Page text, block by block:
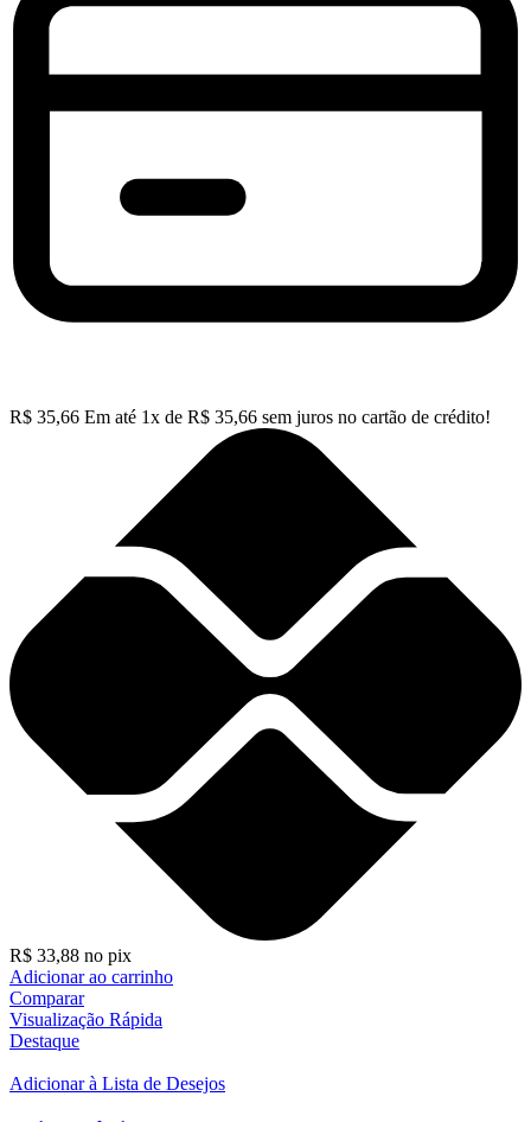
R$ 35,66 Em até 1x de R$ 35,66 sem juros no cartão de crédito!
R$ 33,88 no pix
Adicionar ao carrinho
Comparar
Visualização Rápida
Destaque
Adicionar à Lista de Desejos